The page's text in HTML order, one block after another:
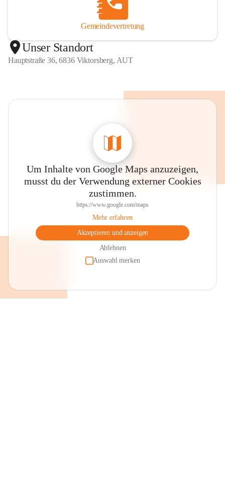
Gemeindevertretung
Unser Standort
Hauptstraße 36, 6836 Viktorsberg, AUT
Um Inhalte von Google Maps anzuzeigen,
musst du der Verwendung externer Cookies
zustimmen.
https://www.google.com/maps
Mehr erfahren
Akzeptieren und anzeigen
Ablehnen
Auswahl merken